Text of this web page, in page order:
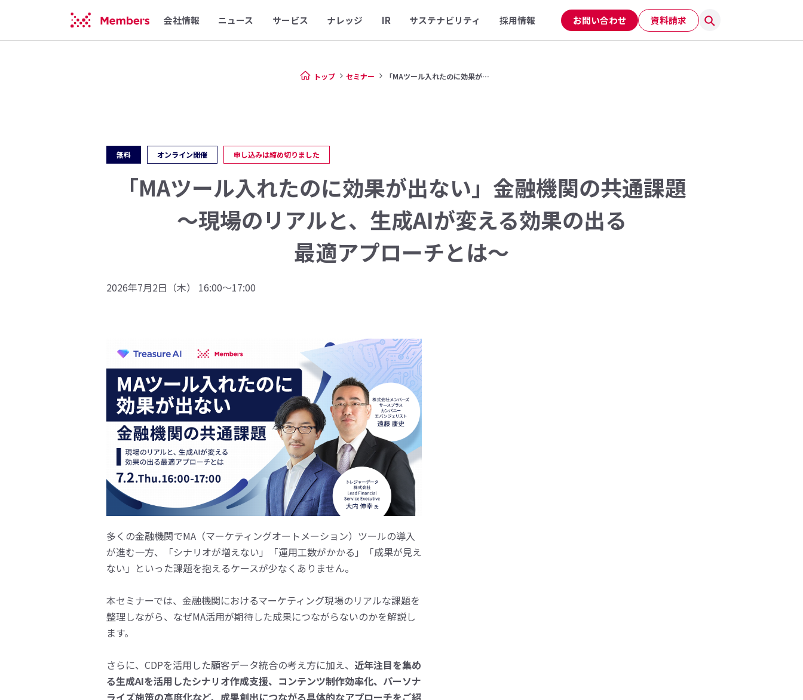
会社情報 ニュース サービス ナレッジ IR サステナビリティ 採用情報 お問い合わせ 資料請求
トップ セミナー 「MAツール入れたのに効果が出...
無料 オンライン開催 申し込みは締め切りました
「MAツール入れたのに効果が出ない」金融機関の共通課題
〜現場のリアルと、生成AIが変える効果の出る
最適アプローチとは〜
2026年7月2日（木） 16:00〜17:00
多くの金融機関でMA（マーケティングオートメーション）ツールの導入
が進む一方、
「シナリオが増えない」「運用工数がかかる」「成果が見え
ない」といった課題を抱えるケースが少なくありません。
本セミナーでは、金融機関におけるマーケティング現場のリアルな課題を
整理しながら、 なぜMA活用が期待した成果につながらないのかを解説し
ます。
さらに、CDPを活用した顧客データ統合の考え方に加え、 近年注目を集め
る生成AIを活用したシナリオ作成支援、コンテンツ制作効率化、パーソナ
ライズ施策の高度化など、 成果創出につながる具体的なアプローチをご紹